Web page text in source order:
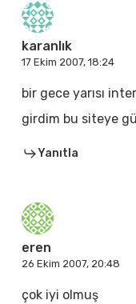
karanlık
17 Ekim 2007, 18:24
bir gece yarısı
girdim bu siteye
Yanıtla
eren
26 Ekim 2007, 20:48
çok iyi olmuş